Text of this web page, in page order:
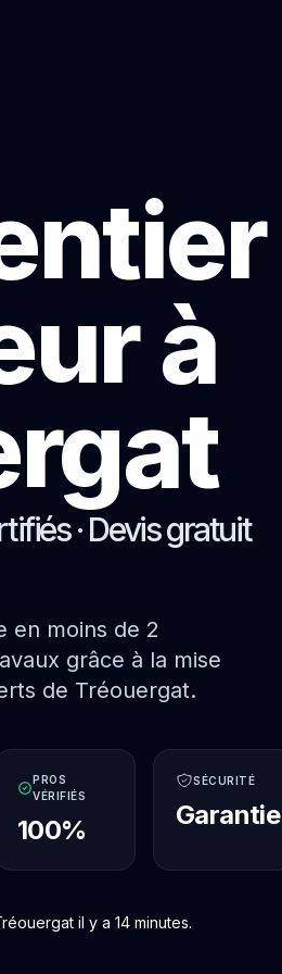
à
· Devis gratuit
en moins de 2
grâce à la mise
de Tréouergat.
PROS
VÉRIFIÉS
100%
SÉCURITÉ
Garantie
il y a 14 minutes.